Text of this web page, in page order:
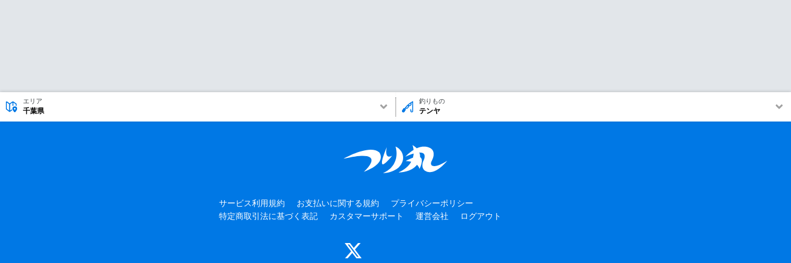
エリア
千葉県
釣りもの
テンヤ
サービス利用規約 お支払いに関する規約
プライバシーポリシー
特定商取引法に基づく表記
カスタマーサポート 運営会社 ログアウト